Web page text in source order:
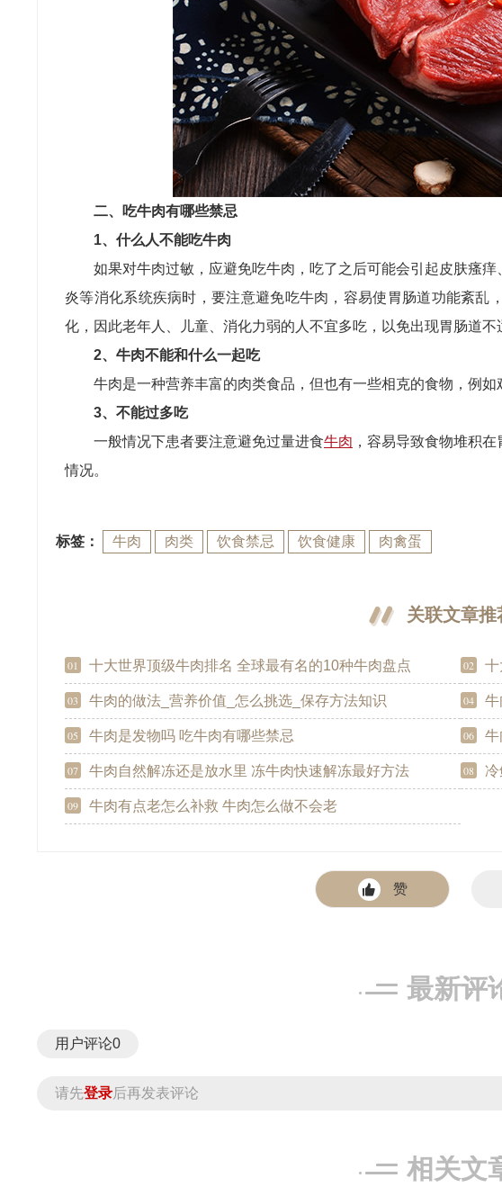
二、吃牛肉有哪些禁忌
1、什么人不能吃牛肉
如果对牛肉过敏，应避免吃牛肉，吃了之后可能会引起皮肤瘙
炎等消化系统疾病时，要注意避免吃牛肉，容易使胃肠道功能紊乱
化，因此老年人、儿童、消化力弱的人不宜多吃，以免出现胃肠道不
2、牛肉不能和什么一起吃
牛肉是一种营养丰富的肉类食品，但也有一些相克的食物，例如
3、不能过多吃
一般情况下患者要注意避免过量进食牛肉 ，容易导致食物堆积
情况。
标签： 牛肉 肉类 饮食禁忌 饮食健康 肉禽蛋
关联文章推
01 十大世界顶级牛肉排名 全球最有名的10种牛肉盘点 02 十
03 牛肉的做法_营养价值_怎么挑选_保存方法知识 04 牛
05 牛肉是发物吗 吃牛肉有哪些禁忌 06 牛
07 牛肉自然解冻还是放水里 冻牛肉快速解冻最好方法 08 冷
09 牛肉有点老怎么补救 牛肉怎么做不会老
赞
最新评
用户评论0
请先登录后再发表评论
相关文